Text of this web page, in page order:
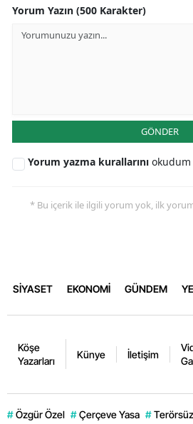
Yorum Yazın (500 Karakter)
GÖNDER
Yorum yazma kurallarını
* Bu içerik ile ilgili yorum yok, ilk
SİYASET EKONOMİ GÜNDEM
Köşe
Yazarları
Künye İletişim
# Özgür Özel # Çerçeve Yasa #